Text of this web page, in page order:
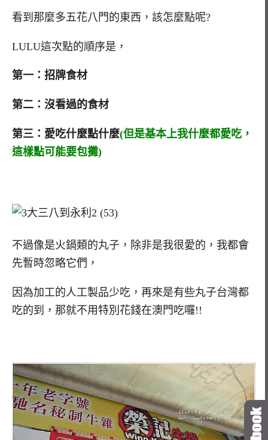
看到那麼多五花八門的東西，該怎麼點呢?
LULU這次點的順序是，
第一：招牌食材
第二：沒看過的食材
第三：愛吃什麼點什麼(但是基本上我什麼都愛吃，
這樣點可能要包攤)
不過像是火鍋類的丸子，除非是我很愛的，我都會
先暫時忽略它們，
因為加工的人工製品少吃，再來是有些丸子台灣都
吃的到，那就不用特別花錢在澳門吃囉!!